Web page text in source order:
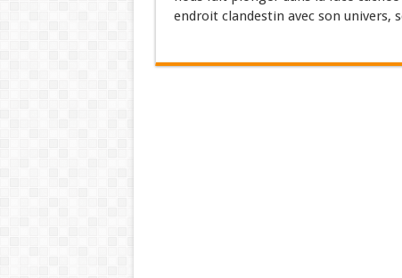
endroit clandestin avec son univers,